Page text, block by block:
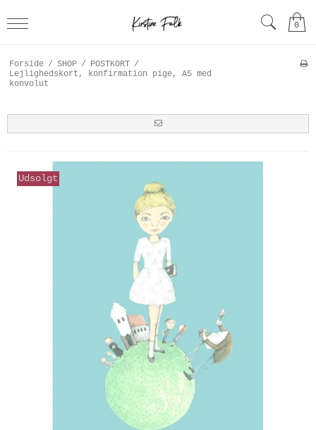
0
Forside / SHOP / POSTKORT /
Lejlighedskort, konfirmation pige, A5 med
konvolut
Udsolgt